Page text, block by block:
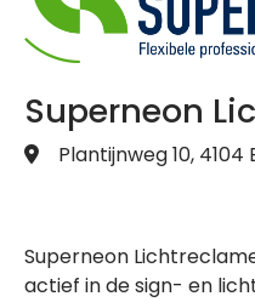
Superneon
Plantijnweg 10,
Superneon
actief in de sign- en